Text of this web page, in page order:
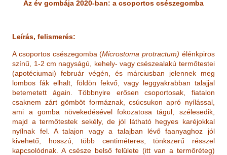
Az év gombája 2020-ban: a csoportos csészegomba
Leírás, felismerés:
A csoportos csészegomba (Microstoma protractum) élénkpiros
színű, 1-2 cm nagyságú, kehely- vagy csészealakú termőtestei
(apotéciumai) február végén, és márciusban jelennek meg
lombos fák elhalt, földön fekvő, vagy leggyakrabban talajjal
betemetett ágain. Többnyire erősen csoportosak, fiatalon
csaknem zárt gömböt formáznak, csúcsukon apró nyílással,
ami a gomba növekedésével fokozatosa tágul, szélesedik,
majd a termőtestek sekély, de jól látható hegyes karéjokkal
nyílnak fel. A talajon vagy a talajban lévő faanyaghoz jól
kivehető, hosszú, több centiméteres, tönkszerű résszel
kapcsolódnak. A csésze belső felülete (itt van a termőréteg)